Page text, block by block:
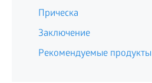
Прическа
Заключение
Рекомендуемые продукты